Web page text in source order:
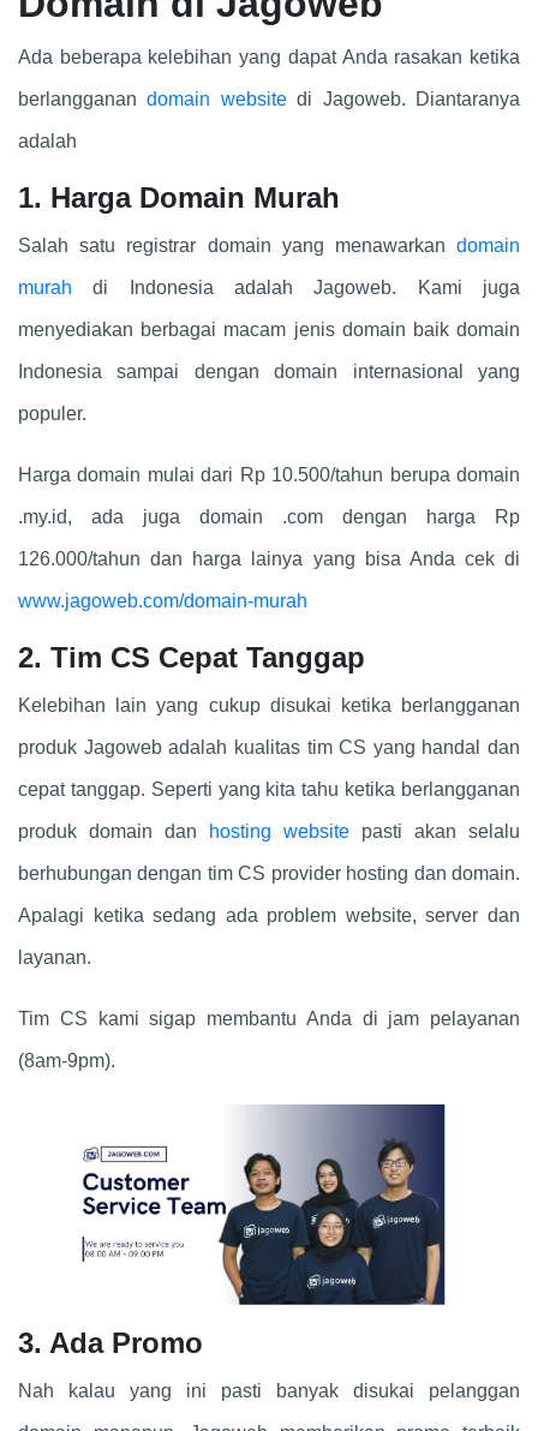
Ada beberapa kelebihan yang dapat Anda rasakan ketika
berlangganandomain websitedi Jagoweb. Diantaranya
adalah
1. Harga Domain Murah
Salah satu registrar domain yang menawarkan domain
murahdi Indonesia adalah Jagoweb. Kami juga
menyediakan berbagai macam jenis domain baik domain
Indonesia sampai dengan domain internasional yang
populer.
Harga domain mulai dari Rp 10.500/tahun berupa domain
.my.id, ada juga domain .com dengan harga Rp
126.000/tahun dan harga lainya yang bisa Anda cek di
www.jagoweb.com/domain-murah
2. Tim CS Cepat Tanggap
Kelebihan lain yang cukup disukai ketika berlangganan
produk Jagoweb adalah kualitas tim CS yang handal dan
cepat tanggap. Seperti yang kita tahu ketika berlangganan
produk domain dan hosting website pasti akan selalu
berhubungan dengan tim CS provider hosting dan domain.
Apalagi ketika sedang ada problem website, server dan
layanan.
Tim CS kami sigap membantu Anda di jam pelayanan
(8am-9pm).
3. Ada Promo
Nah kalau yang ini pasti banyak disukai pelanggan